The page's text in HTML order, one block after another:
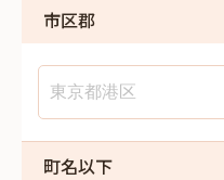
市区郡
町名以下